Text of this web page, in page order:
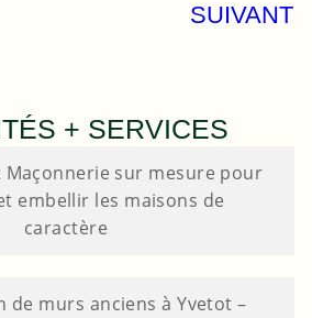
SUIVANT
+ SERVICES
Maçonnerie sur mesure pour
embellir les maisons de
caractère
de murs anciens à Yvetot –